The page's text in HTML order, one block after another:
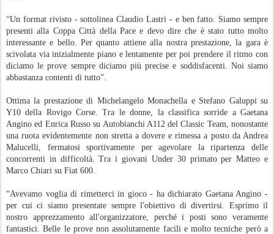
“Un format rivisto - sottolinea Claudio Lastri - e ben fatto. Siamo sempre
presenti alla Coppa Città della Pace e devo dire che è stato tutto molto
interessante e bello. Per quanto attiene alla nostra prestazione, la gara è
scivolata via inizialmente piano e lentamente per poi prendere il ritmo con
diciamo le prove sempre diciamo più precise e soddisfacenti. Noi siamo
abbastanza contenti di tutto”.
Ottima la prestazione di Michelangelo Monachella e Stefano Galuppi su
Y10 della Rovigo Corse. Tra le donne, la classifica sorride a Gaetana
Angino ed Enrica Russo su Autobianchi A112 del Classic Team, nonostante
una ruota evidentemente non stretta a dovere e rimessa a posto da Andrea
Malucelli, fermatosi sportivamente per agevolare la ripartenza delle
concorrenti in difficoltà. Tra i giovani Under 30 primato per Matteo e
Marco Chiari su Fiat 600.
“Avevamo voglia di rimetterci in gioco - ha dichiarato Gaetana Angino -
per cui ci siamo presentate sempre l'obiettivo di divertirsi. Esprimo il
nostro apprezzamento all'organizzatore, perché i posti sono veramente
fantastici. Belle le prove non assolutamente facili e molto tecniche però a